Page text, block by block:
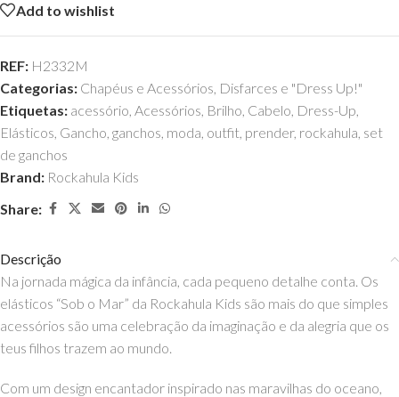
Add to wishlist
REF: H2332M
Categorias: Chapéus e Acessórios, Disfarces e "Dress Up!"
Etiquetas: acessório, Acessórios, Brilho, Cabelo, Dress-Up,
Elásticos, Gancho, ganchos, moda, outfit, prender, rockahula, set
de ganchos
Brand: Rockahula Kids
Share:
Descrição
Na jornada mágica da infância, cada pequeno detalhe conta. Os
elásticos “Sob o Mar” da Rockahula Kids são mais do que simples
acessórios são uma celebração da imaginação e da alegria que os
teus filhos trazem ao mundo.
Com um design encantador inspirado nas maravilhas do oceano,